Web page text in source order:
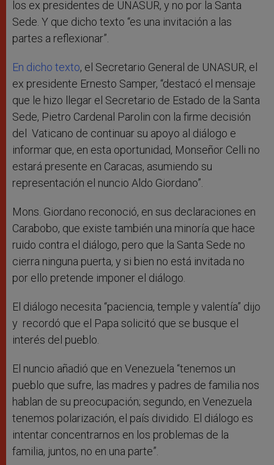
los ex presidentes de UNASUR, y no por la Santa
Sede. Y que dicho texto “es una invitación a las
partes a reflexionar”.
En dicho texto, el Secretario General de UNASUR, el
ex presidente Ernesto Samper, “destacó el mensaje
que le hizo llegar el Secretario de Estado de la Santa
Sede, Pietro Cardenal Parolin con la firme decisión
del Vaticano de continuar su apoyo al diálogo e
informar que, en esta oportunidad, Monseñor Celli no
estará presente en Caracas, asumiendo su
representación el nuncio Aldo Giordano”.
Mons. Giordano reconoció, en sus declaraciones en
Carabobo, que existe también una minoría que hace
ruido contra el diálogo, pero que la Santa Sede no
cierra ninguna puerta, y si bien no está invitada no
por ello pretende imponer el diálogo.
El diálogo necesita “paciencia, temple y valentía” dijo
y recordó que el Papa solicitó que se busque el
interés del pueblo.
El nuncio añadió que en Venezuela “tenemos un
pueblo que sufre, las madres y padres de familia nos
hablan de su preocupación; segundo, en Venezuela
tenemos polarización, el país dividido. El diálogo es
intentar concentrarnos en los problemas de la
familia, juntos, no en una parte”.